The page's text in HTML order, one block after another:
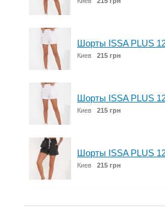
Шорты ISSA PLUS
Киев 215 грн
Шорты ISSA PLUS
Киев 215 грн
Шорты ISSA PLUS
Киев 215 грн